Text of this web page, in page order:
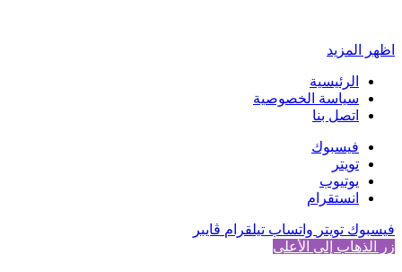
اظهر المزيد
الرئيسية
سياسة الخصوصية
اتصل بنا
فيسبوك
تويتر
يوتيوب
انستقرام
فيسبوك تويتر واتساب تيلقرام ڤايبر
زر الذهاب إلى الأعلى